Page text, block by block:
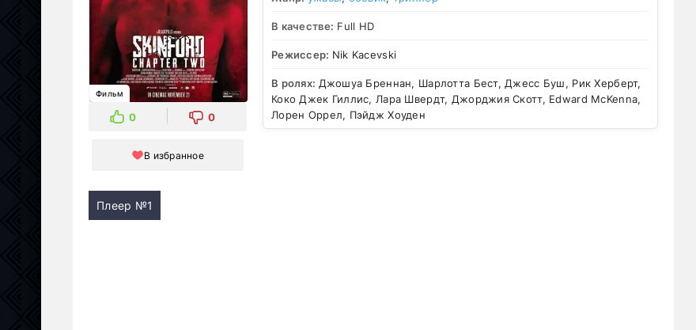
Фильм
0 0
В избранное
В качестве: Full HD
Режиссер: Nik Kacevski
В ролях: Джошуа Бреннан, Шарлотта Бест, Джесс Буш, Рик Херберт,
Коко Джек Гиллис, Лара Швердт, Джорджия Скотт, Edward McKenna,
Лорен Оррел, Пэйдж Хоуден
Плеер №1